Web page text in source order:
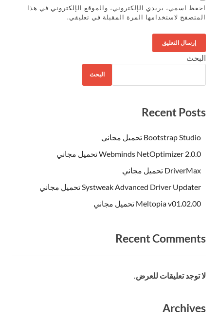
احفظ اسمي، بريدي الإلكتروني، والموقع الإلكتروني في هذا
المتصفح لاستخدامها المرة المقبلة في تعليقي.
البحث
البحث
Recent Posts
Bootstrap Studio تحميل مجاني
Webminds NetOptimizer 2.0.0 تحميل مجاني
DriverMax تحميل مجاني
Systweak Advanced Driver Updater تحميل مجاني
Meltopia v01.02.00 تحميل مجاني
Recent Comments
لا توجد تعليقات للعرض.
Archives